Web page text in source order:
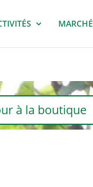
MARCHÉ
à la boutique